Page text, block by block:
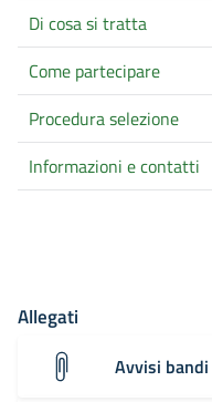
Di cosa si tratta
Come partecipare
Procedura selezione
Informazioni e contatti
Allegati
Avvisi bandi